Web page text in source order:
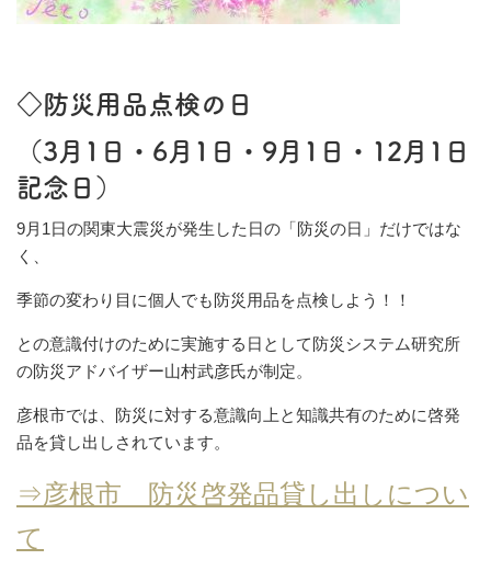
◇防災用品点検の日
（3月1日・6月1日・9月1日・12月1日
記念日）
9月1日の関東大震災が発生した日の「防災の日」だけではな
く、
季節の変わり目に個人でも防災用品を点検しよう！！
との意識付けのために実施する日として防災システム研究所
の防災アドバイザー山村武彦氏が制定。
彦根市では、防災に対する意識向上と知識共有のために啓発
品を貸し出しされています。
⇒彦根市 防災啓発品貸し出しについ
て